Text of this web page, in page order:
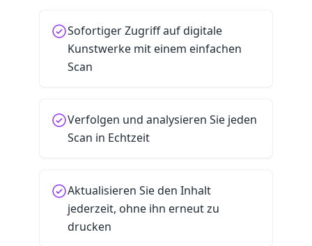
Sofortiger Zugriff auf digitale
Kunstwerke mit einem einfachen
Scan
Verfolgen und analysieren Sie jeden
Scan in Echtzeit
Aktualisieren Sie den Inhalt
jederzeit, ohne ihn erneut zu
drucken